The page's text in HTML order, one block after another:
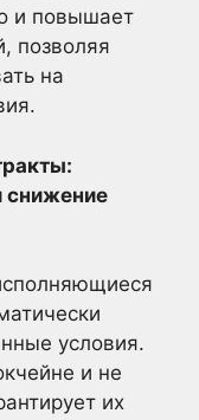
и повышает
позволяя
на
снижение
условия.
и не
их